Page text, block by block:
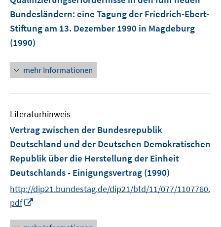
Bundesländern: eine Tagung der Friedrich-Ebert-
Stiftung am 13. Dezember 1990 in Magdeburg
(1990)
mehr Informationen
Literaturhinweis
Vertrag zwischen der Bundesrepublik
Deutschland und der Deutschen Demokratischen
Republik über die Herstellung der Einheit
Deutschlands - Einigungsvertrag (1990)
http://dip21.bundestag.de/dip21/btd/11/077/1107760.
pdf